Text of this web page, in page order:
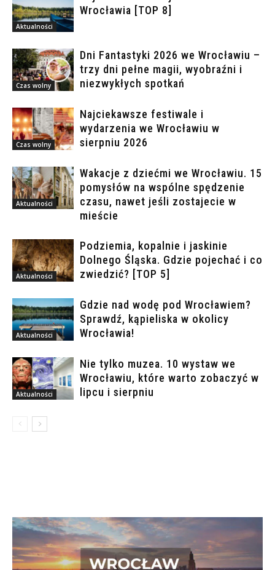
Aktualności
Wrocławia [TOP 8]
Czas wolny
Dni Fantastyki 2026 we Wrocławiu –
trzy dni pełne magii, wyobraźni i
niezwykłych spotkań
Czas wolny
Najciekawsze festiwale i
wydarzenia we Wrocławiu w
sierpniu 2026
Aktualności
Wakacje z dziećmi we Wrocławiu. 15
pomysłów na wspólne spędzenie
czasu, nawet jeśli zostajecie w
mieście
Aktualności
Podziemia, kopalnie i jaskinie
Dolnego Śląska. Gdzie pojechać i co
zwiedzić? [TOP 5]
Aktualności
Gdzie nad wodę pod Wrocławiem?
Sprawdź, kąpieliska w okolicy
Wrocławia!
Aktualności
Nie tylko muzea. 10 wystaw we
Wrocławiu, które warto zobaczyć w
lipcu i sierpniu